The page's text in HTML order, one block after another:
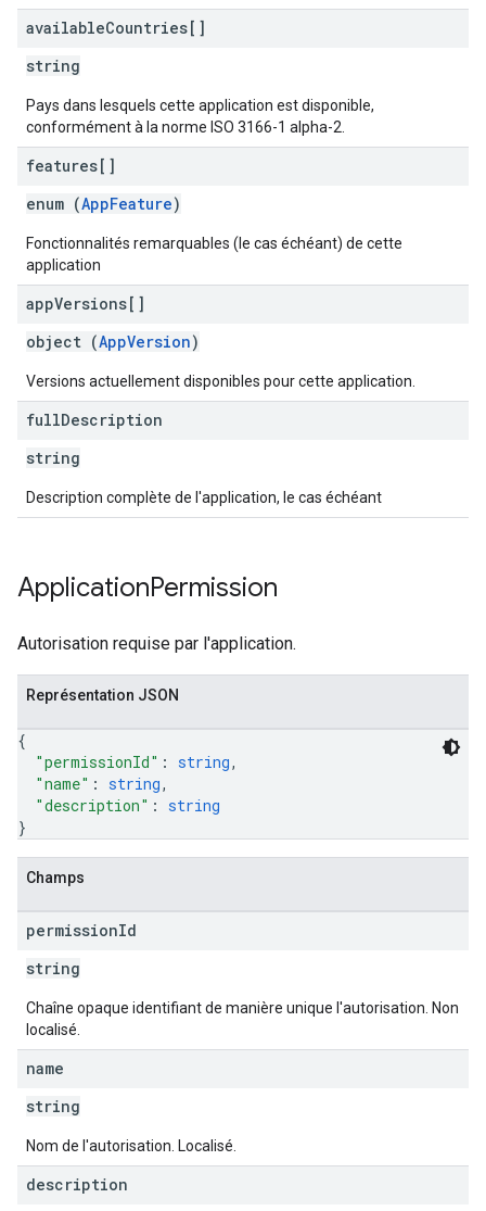
availableCountries[]
string
Pays dans lesquels cette application est disponible,
conformément à la norme ISO 3166-1 alpha-2.
features[]
enum (AppFeature)
Fonctionnalités remarquables (le cas échéant) de cette
application
appVersions[]
object (AppVersion)
Versions actuellement disponibles pour cette application.
fullDescription
string
Description complète de l'application, le cas échéant
ApplicationPermission
Autorisation requise par l'application.
Représentation JSON
{
"permissionId" : string,
"name" : string,
"description" : string
}
Champs
permissionId
string
Chaîne opaque identifiant de manière unique l'autorisation. Non
localisé.
name
string
Nom de l'autorisation. Localisé.
description